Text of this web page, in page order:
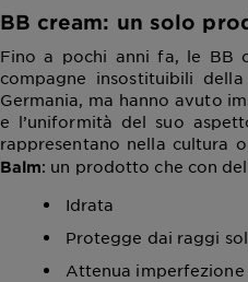
BB cream: un solo
Fino a pochi anni fa, le BB
compagne insostituibili
Germania, ma hanno avuto
e l’uniformità del suo
rappresentano nella cultura
Balm: un prodotto che con
Idrata
Protegge dai raggi
Attenua